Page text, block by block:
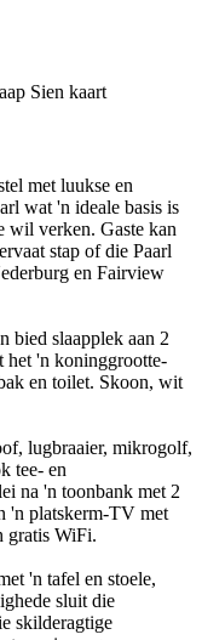
Sien kaart
met luukse en
wat 'n ideale basis is
wil verken. Gaste kan
stap of die Paarl
en Fairview
bied slaapplek aan 2
het 'n koninggrootte-
en toilet. Skoon, wit
lugbraaier, mikrogolf,
tee- en
na 'n toonbank met 2
'n platskerm-TV met
gratis WiFi.
'n tafel en stoele,
sluit die
skilderagtige